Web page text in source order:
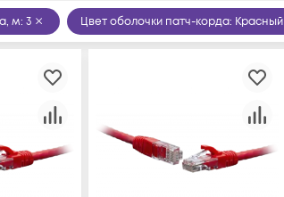
м: 3 Цвет оболочки патч-корда: Красный